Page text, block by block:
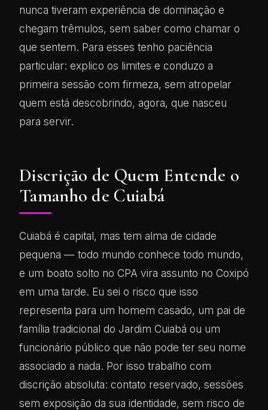
nunca tiveram experiência de dominação e
chegam trêmulos, sem saber como chamar o
que sentem. Para esses tenho paciência
particular: explico os limites e conduzo a
primeira sessão com firmeza, sem atropelar
quem está descobrindo, agora, que nasceu
para servir.
Discrição de Quem Entende o
Tamanho de Cuiabá
Cuiabá é capital, mas tem alma de cidade
pequena — todo mundo conhece todo mundo,
e um boato solto no CPA vira assunto no Coxipó
em uma tarde. Eu sei o risco que isso
representa para um homem casado, um pai de
família tradicional do Jardim Cuiabá ou um
funcionário público que não pode ter seu nome
associado a nada. Por isso trabalho com
discrição absoluta: contato reservado, sessões
sem exposição da sua identidade, sem risco de